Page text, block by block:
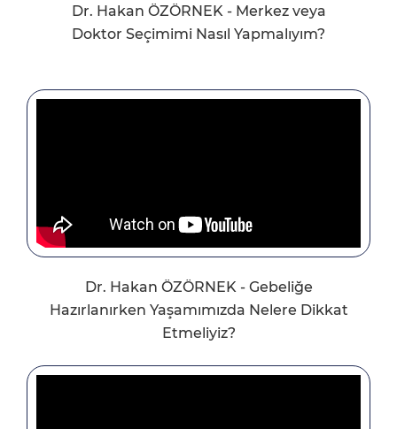
Dr. Hakan ÖZÖRNEK - Merkez veya
Doktor Seçimimi Nasıl Yapmalıyım?
Dr. Hakan ÖZÖRNEK - Gebeliğe
Hazırlanırken Yaşamımızda Nelere Dikkat
Etmeliyiz?